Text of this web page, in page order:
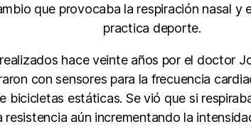
que provocaba la respiración nasal
practica deporte.
hace veinte años por el doctor
con sensores para la frecuencia
bicicletas estáticas. Se vió que si
resistencia aún incrementando la